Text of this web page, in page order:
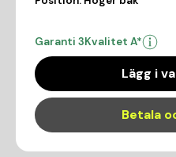
Garanti 3Kvalitet A*
Lägg i
Betala